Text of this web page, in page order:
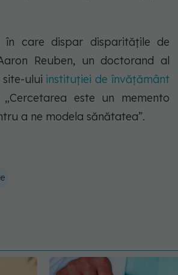
în care dispar disparitățile de
Reuben, un doctorand al
ului instituției de învățământ
„Cercetarea este un memento
a ne modela sănătatea”.